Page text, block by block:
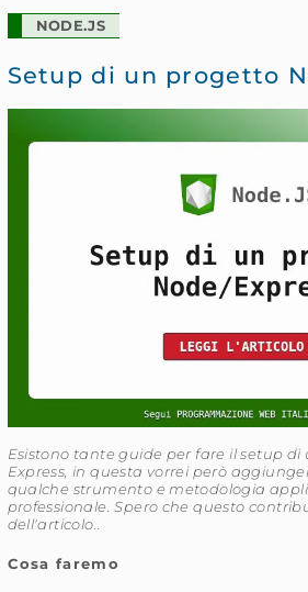
NODE.JS
Setup di un progetto
Esistono tante guide per fare il setup
Express, in questa vorrei però
qualche strumento e metodologia
professionale. Spero che questo
dell'articolo..
Cosa faremo